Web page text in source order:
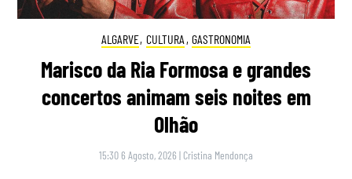
ALGARVE, CULTURA , GASTRONOMIA
Marisco da Ria Formosa e grandes
concertos animam seis noites em
Olhão
15:30 6 Agosto, 2026 | Cristina Mendonça